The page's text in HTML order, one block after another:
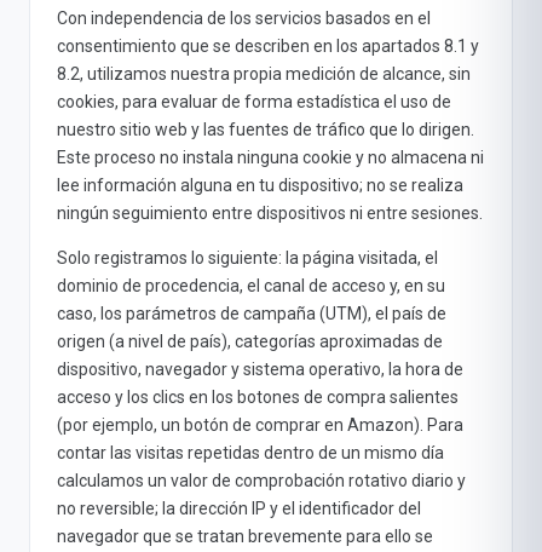
Con independencia de los servicios basados en el
consentimiento que se describen en los apartados 8.1 y
8.2, utilizamos nuestra propia medición de alcance, sin
cookies, para evaluar de forma estadística el uso de
nuestro sitio web y las fuentes de tráfico que lo dirigen.
Este proceso no instala ninguna cookie y no almacena ni
lee información alguna en tu dispositivo; no se realiza
ningún seguimiento entre dispositivos ni entre sesiones.
Solo registramos lo siguiente: la página visitada, el
dominio de procedencia, el canal de acceso y, en su
caso, los parámetros de campaña (UTM), el país de
origen (a nivel de país), categorías aproximadas de
dispositivo, navegador y sistema operativo, la hora de
acceso y los clics en los botones de compra salientes
(por ejemplo, un botón de comprar en Amazon). Para
contar las visitas repetidas dentro de un mismo día
calculamos un valor de comprobación rotativo diario y
no reversible; la dirección IP y el identificador del
navegador que se tratan brevemente para ello se